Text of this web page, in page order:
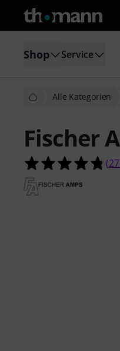
Shop Service
Alle Kategorien
Fischer
(